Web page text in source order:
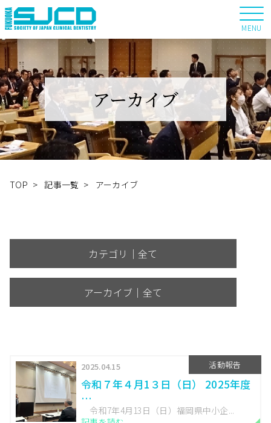
MENU
アーカイブ
TOP > 記事一覧 > アーカイブ
カテゴリ｜全て
アーカイブ｜全て
活動報告
2025.04.15
令和７年４月1３日（日） 2025年度
…
令和7年4月13日（日）福岡県中小企...